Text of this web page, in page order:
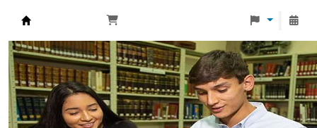
Biblioteca Universidad Monteávila